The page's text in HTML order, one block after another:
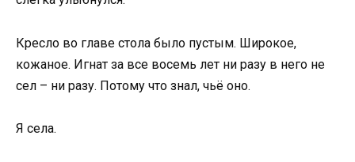
Кресло во главе стола было пустым. Широкое,
кожаное. Игнат за все восемь лет ни разу в него не
сел – ни разу. Потому что знал, чьё оно.
Я села.